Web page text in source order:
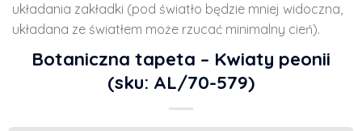
układania zakładki (pod światło będzie mniej widoczna,
układana ze światłem może rzucać minimalny cień).
Botaniczna tapeta – Kwiaty peonii
(sku: AL/70-579)